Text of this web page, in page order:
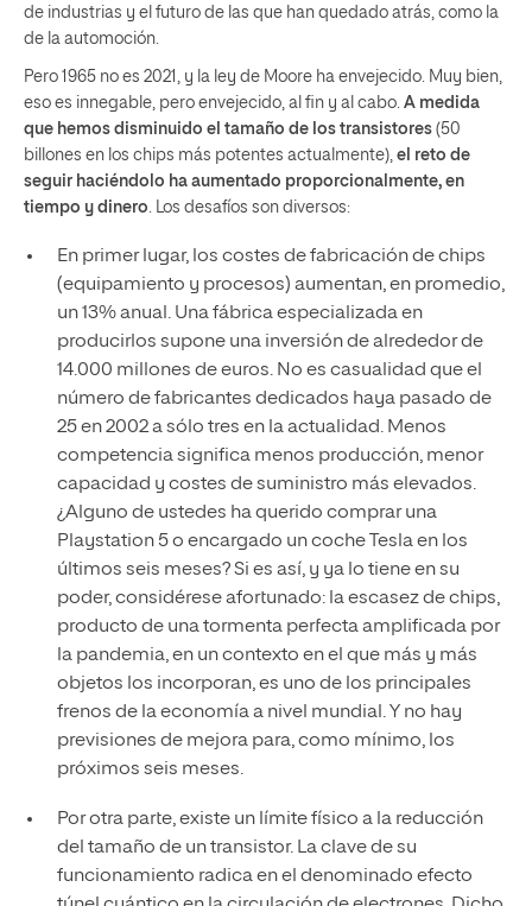
de industrias y el futuro de las que han quedado atrás, como la
de la automoción.
Pero 1965 no es 2021, y la ley de Moore ha envejecido. Muy bien,
eso es innegable, pero envejecido, al fin y al cabo. A medida
que hemos disminuido el tamaño de los transistores (50
billones en los chips más potentes actualmente), el reto de
seguir haciéndolo ha aumentado proporcionalmente, en
tiempo y dinero . Los desafíos son diversos:
En primer lugar, los costes de fabricación de chips
(equipamiento y procesos) aumentan, en promedio,
un 13% anual. Una fábrica especializada en
producirlos supone una inversión de alrededor de
14.000 millones de euros. No es casualidad que el
número de fabricantes dedicados haya pasado de
25 en 2002 a sólo tres en la actualidad. Menos
competencia significa menos producción, menor
capacidad y costes de suministro más elevados.
¿Alguno de ustedes ha querido comprar una
Playstation 5 o encargado un coche Tesla en los
últimos seis meses? Si es así, y ya lo tiene en su
poder, considérese afortunado: la escasez de chips,
producto de una tormenta perfecta amplificada por
la pandemia, en un contexto en el que más y más
objetos los incorporan, es uno de los principales
frenos de la economía a nivel mundial. Y no hay
previsiones de mejora para, como mínimo, los
próximos seis meses.
Por otra parte, existe un límite físico a la reducción
del tamaño de un transistor. La clave de su
funcionamiento radica en el denominado efecto